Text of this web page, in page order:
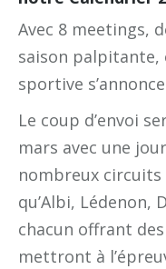
Avec 8 meetings,
saison palpitante,
sportive
Le coup d’envoi
mars avec une
nombreux
qu’Albi, Lédenon,
chacun offrant
mettront à